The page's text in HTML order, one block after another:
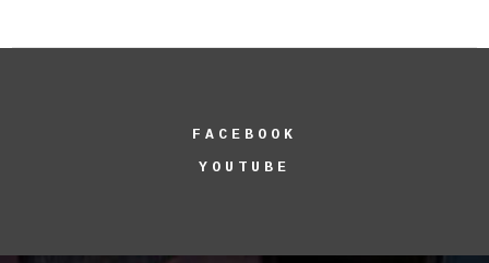
FACEBOOK
YOUTUBE